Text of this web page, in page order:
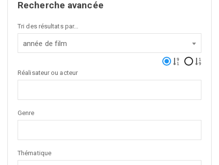
Recherche avancée
Tri des résultats par...
année de film
Réalisateur ou acteur
Genre
Thématique